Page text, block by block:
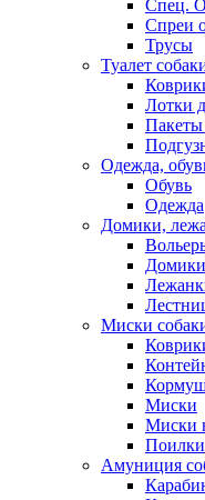
Спец.
Спреи
Трусы
Туалет
Лотки
Пакеты
Одежда,
Обувь
Одежда
Домики,
Домики
Миски
Миски
Миски
Поилки
Амуниция